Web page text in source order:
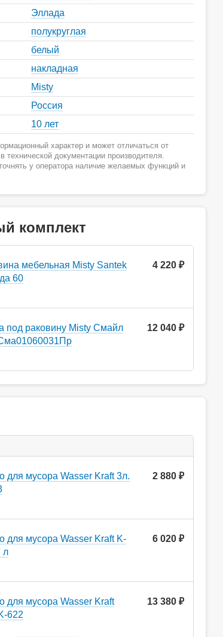
Эллада
полукруглая
белый
накладная
Misty
Россия
10 лет
характер и может отличаться от
технической документации производителя.
у оператора наличие желаемых функций и
комплект
мебельная Misty Santek
60
4 220 ₽
под раковину Misty Смайл
12 040 ₽
для мусора Wasser Kraft 3л.
2 880
для мусора Wasser Kraft K-
л
6 020
для мусора Wasser Kraft
622
13 380